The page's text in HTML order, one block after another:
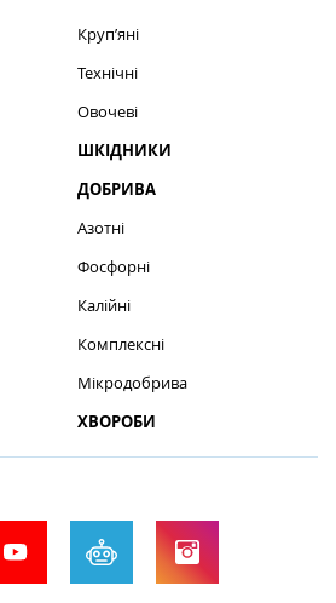
Круп’яні
Технічні
Овочеві
ШКІДНИКИ
ДОБРИВА
Азотні
Фосфорні
Калійні
Комплексні
Мікродобрива
ХВОРОБИ